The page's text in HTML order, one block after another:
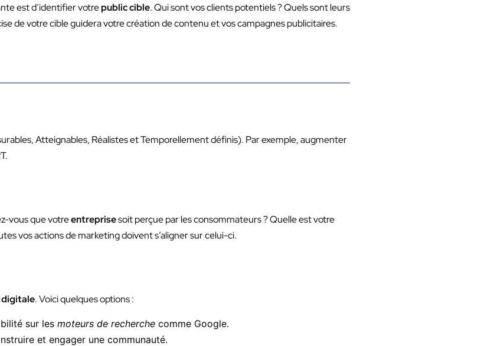
est d’identifier votrepublic cible. Qui sont vos clients potentiels ? Quels sont leurs
de votre cible guidera votre création de contenu et vos campagnes publicitaires.
Atteignables, Réalistes et Temporellement définis). Par exemple, augmenter
vous que votreentreprisesoit perçue par les consommateurs ? Quelle est votre
vos actions de marketing doivent s’aligner sur celui-ci.
. Voici quelques options :
sur les moteurs de recherche comme Google.
et engager une communauté.